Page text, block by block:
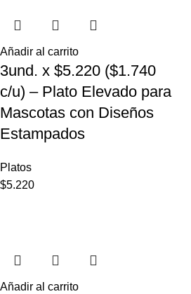
Añadir al carrito
3und. x $5.220 ($1.740
c/u) – Plato Elevado para
Mascotas con Diseños
Estampados
Platos
$5.220
Añadir al carrito